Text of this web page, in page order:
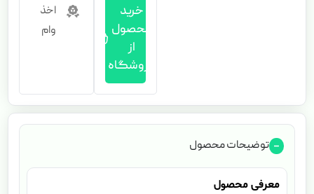
خرید
محصول
از
فروشگاه
اخذ
وام
توضیحات محصول
معرفی محصول